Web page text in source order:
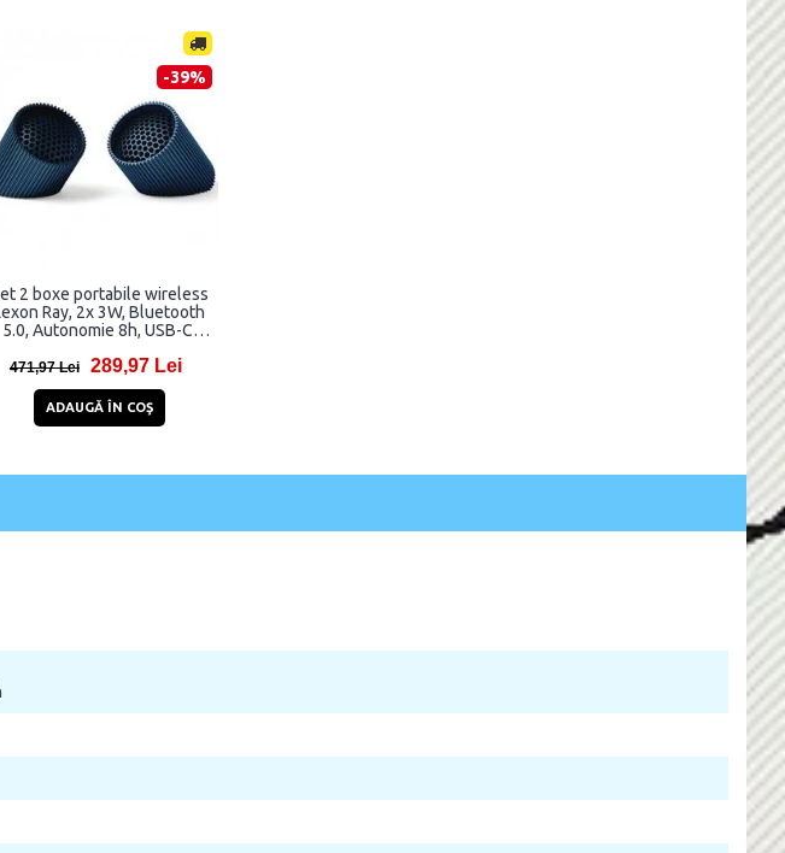
-39%
2 boxe portabile wireless
Ray, 2x 3W, Bluetooth
5.0, Autonomie 8h, USB-C,
471,97 Lei 289,97 Lei
ADAUGĂ ÎN COŞ